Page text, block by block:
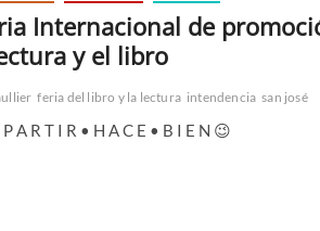
Internacional de
y el libro
feria del libro y la lectura intendencia san josé
A R T I R • H A C E • B I E N 😉